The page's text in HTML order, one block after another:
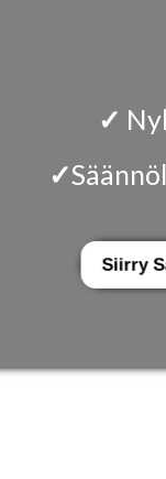
✓
✓
Siirry